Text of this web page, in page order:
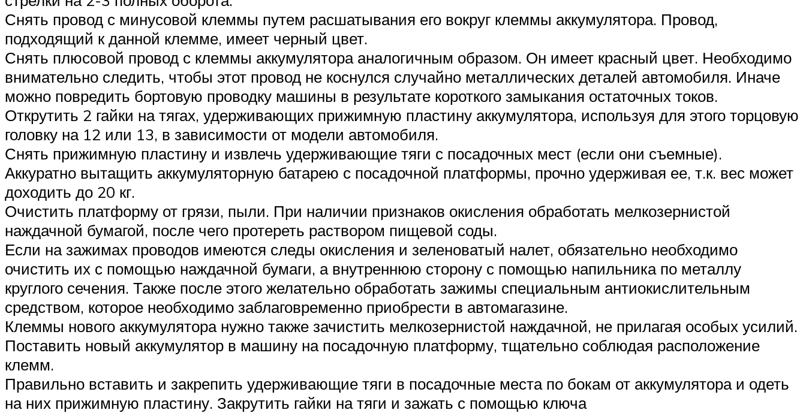
Снять провод с минусовой клеммы путем расшатывания его вокруг клеммы аккумулятора. Провод,
подходящий к данной клемме, имеет черный цвет.
Снять плюсовой провод с клеммы аккумулятора аналогичным образом. Он имеет красный цвет. Необходимо
внимательно следить, чтобы этот провод не коснулся случайно металлических деталей автомобиля. Иначе
можно повредить бортовую проводку машины в результате короткого замыкания остаточных токов.
Открутить 2 гайки на тягах, удерживающих прижимную пластину аккумулятора, используя для этого торцовую
головку на 12 или 13, в зависимости от модели автомобиля.
Снять прижимную пластину и извлечь удерживающие тяги с посадочных мест (если они съемные).
Аккуратно вытащить аккумуляторную батарею с посадочной платформы, прочно удерживая ее, т.к. вес может
доходить до 20 кг.
Очистить платформу от грязи, пыли. При наличии признаков окисления обработать мелкозернистой
наждачной бумагой, после чего протереть раствором пищевой соды.
Если на зажимах проводов имеются следы окисления и зеленоватый налет, обязательно необходимо
очистить их с помощью наждачной бумаги, а внутреннюю сторону с помощью напильника по металлу
круглого сечения. Также после этого желательно обработать зажимы специальным антиокислительным
средством, которое необходимо заблаговременно приобрести в автомагазине.
Клеммы нового аккумулятора нужно также зачистить мелкозернистой наждачной, не прилагая особых усилий.
Поставить новый аккумулятор в машину на посадочную платформу, тщательно соблюдая расположение
клемм.
Правильно вставить и закрепить удерживающие тяги в посадочные места по бокам от аккумулятора и одеть
на них прижимную пластину. Закрутить гайки на тяги и зажать с помощью ключа